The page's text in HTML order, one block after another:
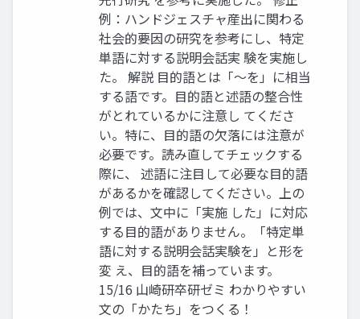
例：ハンドジェスチャ産出に関わる
社会的要因の研究を参考にし、特定
単語に対する説明会話実 験を実施し
た。 解説 目的語とは「～を」に相当
する語です。目的語と述語の整合性
がとれているかに注意し てくださ
い。特に、目的語の欠落には注意が
必要です。読み直してチェックする
際に、 述語に注目して必要な目的語
があるかを確認してください。上の
例では、文中に「実施 した」に対応
する目的語がありません。「特定単
語に対する説明会話実験を」と形を
変 え、目的語を補っています。
15/16 山崎研卒研ゼミ わかりやすい
文の「かたち」をつくる！